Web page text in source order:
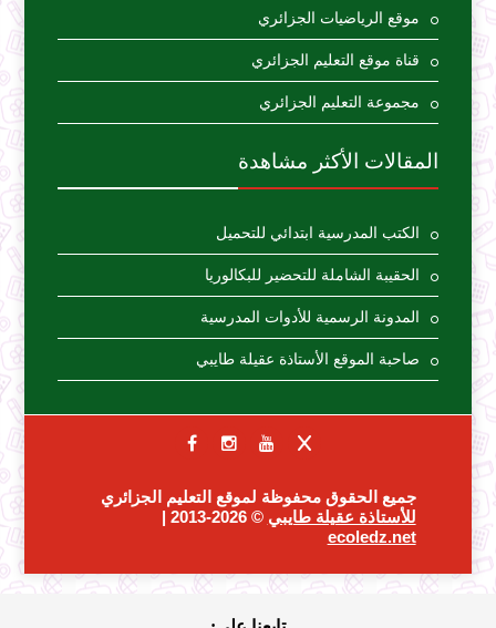
موقع الرياضيات الجزائري
قناة موقع التعليم الجزائري
مجموعة التعليم الجزائري
المقالات الأكثر مشاهدة
الكتب المدرسية ابتدائي للتحميل
الحقيبة الشاملة للتحضير للبكالوريا
المدونة الرسمية للأدوات المدرسية
صاحبة الموقع الأستاذة عقيلة طايبي
جميع الحقوق محفوظة لموقع التعليم الجزائري
للأستاذة عقيلة طايبي © 2026-2013 |
ecoledz.net